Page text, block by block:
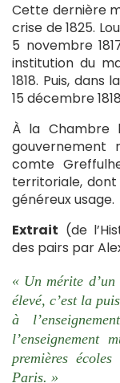
Cette dernière
crise de 1825.
5 novembre
institution du
1818. Puis,
15 décembre
À la Chambre
gouvernement
comte
territoriale, dont
généreux usage.
Extrait (de
des pairs par
« Un mérite
élevé, c’est la
à
l’enseignement
premières
Paris. »